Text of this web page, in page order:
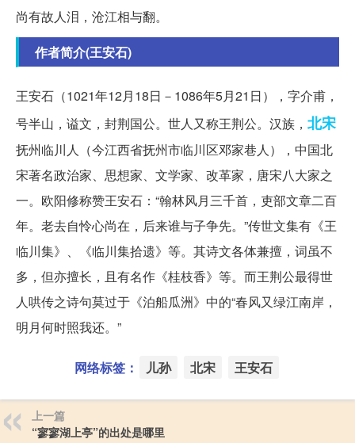
尚有故人泪，沧江相与翻。
作者简介(王安石)
王安石（1021年12月18日－1086年5月21日），字介甫，
号半山，谥文，封荆国公。世人又称王荆公。汉族， 北宋
抚州临川人（今江西省抚州市临川区邓家巷人），中国北
宋著名政治家、思想家、文学家、改革家，唐宋八大家之
一。欧阳修称赞王安石：“翰林风月三千首，吏部文章二百
年。老去自怜心尚在，后来谁与子争先。”传世文集有《王
临川集》、《临川集拾遗》等。其诗文各体兼擅，词虽不
多，但亦擅长，且有名作《桂枝香》等。而王荆公最得世
人哄传之诗句莫过于《泊船瓜洲》中的“春风又绿江南岸，
明月何时照我还。”
网络标签： 儿孙 北宋 王安石
上一篇
“寥寥湖上亭”的出处是哪里